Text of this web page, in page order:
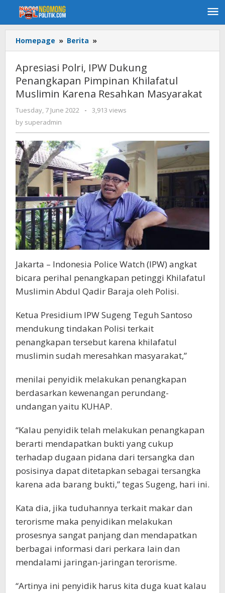
content
Homepage » Berita »
Polri,
Dukung
Penangkapan
Pimpinan
Muslimin
Resahkan
Masyarakat
Apresiasi Polri, IPW Dukung
Penangkapan Pimpinan Khilafatul
Muslimin Karena Resahkan Masyarakat
Tuesday, 7 June 2022
by
-
3,913 views
by superadmin
Jakarta – Indonesia Police Watch (IPW) angkat
bicara perihal penangkapan petinggi Khilafatul
Muslimin Abdul Qadir Baraja oleh Polisi.
Ketua Presidium IPW Sugeng Teguh Santoso
mendukung tindakan Polisi terkait
penangkapan tersebut karena khilafatul
muslimin sudah meresahkan masyarakat,”
menilai penyidik melakukan penangkapan
berdasarkan kewenangan perundang-
undangan yaitu KUHAP.
“Kalau penyidik telah melakukan penangkapan
berarti mendapatkan bukti yang cukup
terhadap dugaan pidana dari tersangka dan
posisinya dapat ditetapkan sebagai tersangka
karena ada barang bukti,” tegas Sugeng, hari ini.
Kata dia, jika tuduhannya terkait makar dan
terorisme maka penyidikan melakukan
prosesnya sangat panjang dan mendapatkan
berbagai informasi dari perkara lain dan
mendalami jaringan-jaringan terorisme.
“Artinya ini penyidik harus kita duga kuat kalau